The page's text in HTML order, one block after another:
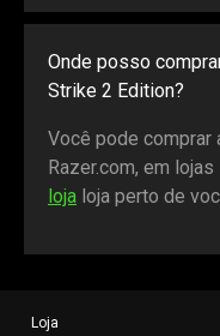
Onde posso
Strike 2 Edition?
Você pode comprar
Razer.com, em
loja loja perto de
Loja